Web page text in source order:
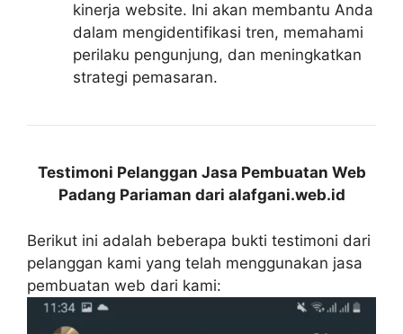
kinerja website. Ini akan membantu Anda
dalam mengidentifikasi tren, memahami
perilaku pengunjung, dan meningkatkan
strategi pemasaran.
Testimoni Pelanggan Jasa Pembuatan Web
Padang Pariaman dari alafgani.web.id
Berikut ini adalah beberapa bukti testimoni dari
pelanggan kami yang telah menggunakan jasa
pembuatan web dari kami: